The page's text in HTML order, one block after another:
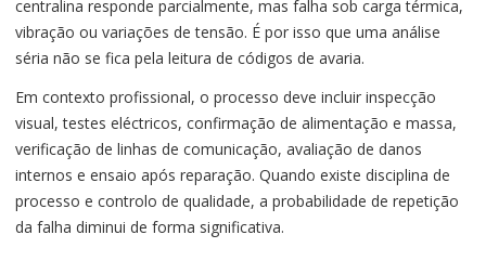
centralina responde parcialmente, mas falha sob carga térmica,
vibração ou variações de tensão. É por isso que uma análise
séria não se fica pela leitura de códigos de avaria.
Em contexto profissional, o processo deve incluir inspecção
visual, testes eléctricos, confirmação de alimentação e massa,
verificação de linhas de comunicação, avaliação de danos
internos e ensaio após reparação. Quando existe disciplina de
processo e controlo de qualidade, a probabilidade de repetição
da falha diminui de forma significativa.